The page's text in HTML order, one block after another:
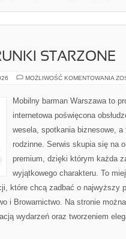
STARZONE
MOŻLIWOŚĆ KOMENTOWANIA
Mobilny barman Warszawa to
internetowa poświęcona
wesela, spotkania biznesowe,
rodzinne. Serwis skupia się na
premium, dzięki którym każda
wyjątkowego charakteru. To
które chcą zadbać o najwyższy
i Browarnictwo. Na stronie
wydarzeń oraz tworzeniem